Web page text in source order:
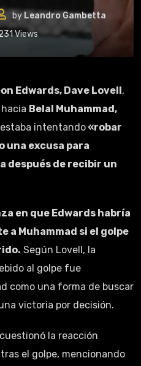
by Leandro Gambetta
Views
Edwards, Dave Lovell,
Belal Muhammad,
intentando «robar
una excusa para
después de recibir un
en que Edwards habría
a Muhammad si el golpe
Según Lovell, la
al golpe fue
como una forma de buscar
victoria por decisión.
cuestionó la reacción
tras el golpe, mencionando